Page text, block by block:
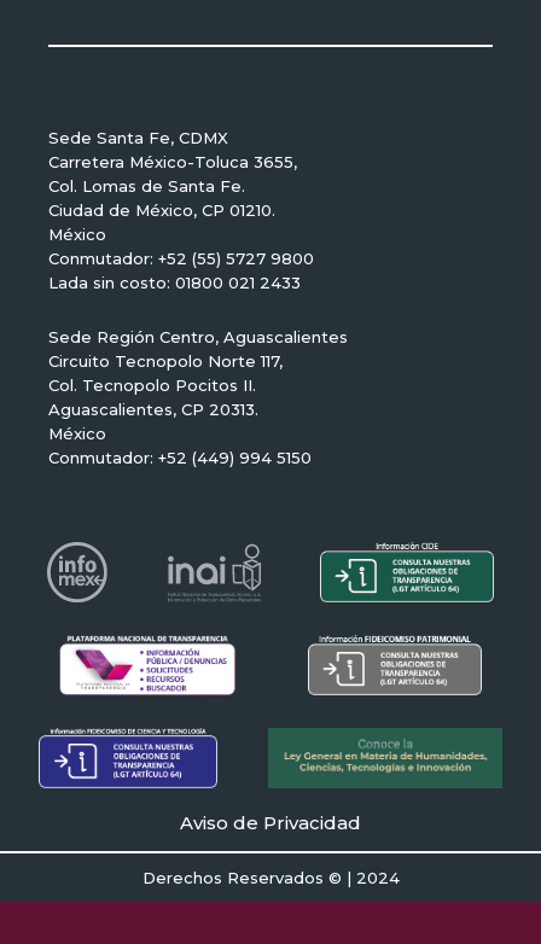
Sede Santa Fe, CDMX
Carretera México-Toluca 3655,
Col. Lomas de Santa Fe.
Ciudad de México, CP 01210.
México
Conmutador: +52 (55) 5727 9800
Lada sin costo: 01800 021 2433
Sede Región Centro, Aguascalientes
Circuito Tecnopolo Norte 117,
Col. Tecnopolo Pocitos II.
Aguascalientes, CP 20313.
México
Conmutador: +52 (449) 994 5150
Aviso de Privacidad
Derechos Reservados © | 2024